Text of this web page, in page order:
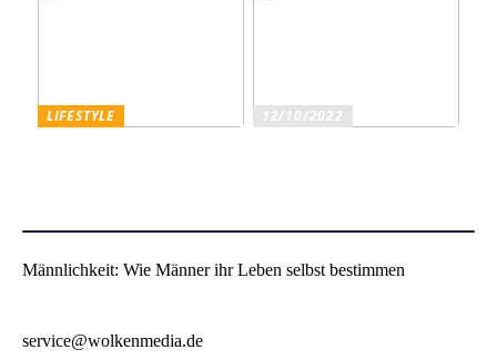
LIFESTYLE
12/10/2022
Männlichkeit: Wie Männer ihr Leben selbst bestimmen
service@wolkenmedia.de